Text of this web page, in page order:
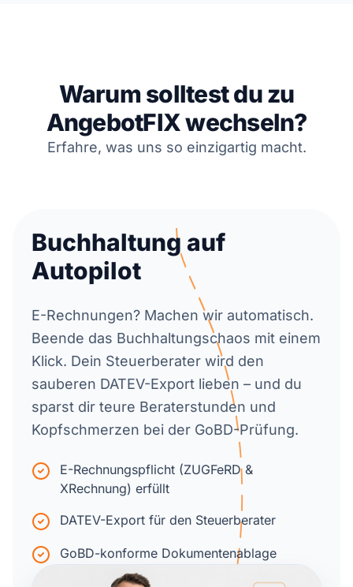
Warum solltest du zu
AngebotFIX wechseln?
Erfahre, was uns so einzigartig macht.
Buchhaltung auf
Autopilot
E-Rechnungen? Machen wir automatisch.
Beende das Buchhaltungschaos mit einem
Klick. Dein Steuerberater wird den
sauberen DATEV-Export lieben – und du
sparst dir teure Beraterstunden und
Kopfschmerzen bei der GoBD-Prüfung.
E-Rechnungspflicht (ZUGFeRD &
XRechnung) erfüllt
DATEV-Export für den Steuerberater
GoBD-konforme Dokumentenablage